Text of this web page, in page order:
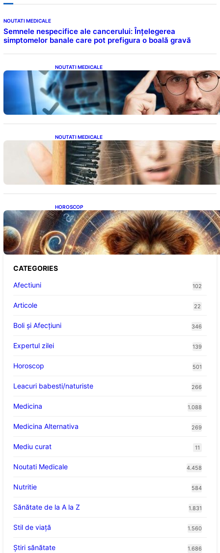
NOUTATI MEDICALE
Semnele nespecifice ale cancerului: Înțelegerea
simptomelor banale care pot prefigura o boală gravă
NOUTATI MEDICALE
Inteligența dincolo de note: Semnele unui IQ
ridicat care nu țin de școală
NOUTATI MEDICALE
Semnele unei deficiențe de proteine:
Impactul asupra sănătății tale
HOROSCOP
Portalul Leului 8/8: Oportunități de
Abundență pentru Cinci Zodii în 2026
CATEGORIES
Afectiuni
102
Articole 22
Boli și Afecțiuni 346
Expertul zilei 139
Horoscop 501
Leacuri babesti/naturiste 266
Medicina 1.088
Medicina Alternativa 269
Mediu curat 11
Noutati Medicale 4.458
Nutritie 584
Sănătate de la A la Z 1.831
Stil de viaţă 1.560
Ştiri sănătate 1.686